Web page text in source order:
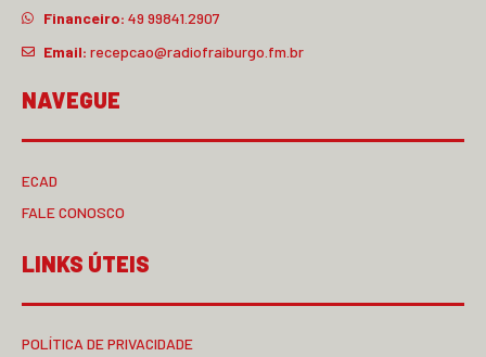
Financeiro: 49 99841.2907
Email: recepcao@radiofraiburgo.fm.br
NAVEGUE
ECAD
FALE CONOSCO
LINKS ÚTEIS
POLÍTICA DE PRIVACIDADE